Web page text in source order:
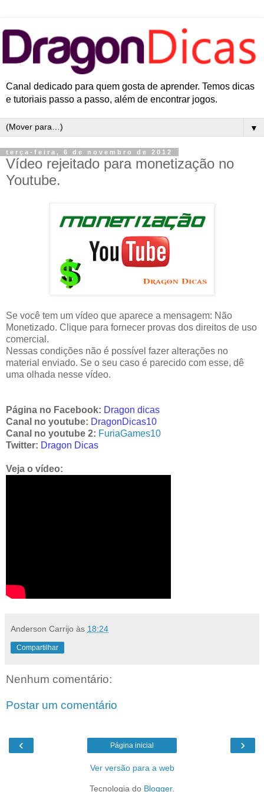
Canal dedicado para quem gosta de aprender. Temos dicas
e tutoriais passo a passo, além de encontrar jogos.
▼
terça-feira, 6 de novembro de 2012
Vídeo rejeitado para monetização no
Youtube.
Se você tem um vídeo que aparece a mensagem: Não
Monetizado. Clique para fornecer provas dos direitos de uso
comercial.
Nessas condições não é possível fazer alterações no
material enviado. Se o seu caso é parecido com esse, dê
uma olhada nesse vídeo.
Página no Facebook: Dragon dicas
Canal no youtube: DragonDicas10
Canal no youtube 2: FuriaGames10
Twitter: Dragon Dicas
Veja o vídeo:
Anderson Carrijo às 18:24
Compartilhar
Nenhum comentário:
Postar um comentário
‹ ›
Página inicial
Ver versão para a web
Tecnologia do Blogger.